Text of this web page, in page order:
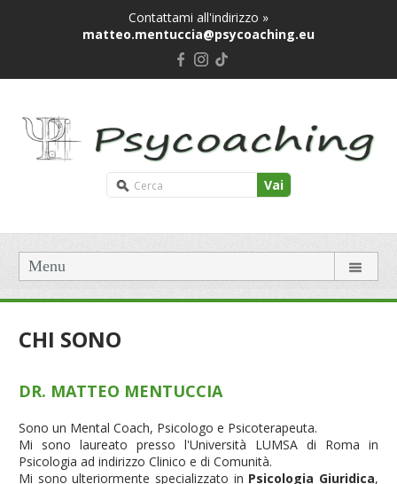
Contattami all'indirizzo »
matteo.mentuccia@psycoaching.eu
Vai
Menu
CHI SONO
DR. MATTEO MENTUCCIA
Sono un Mental Coach, Psicologo e Psicoterapeuta.
Mi sono laureato presso l'Università LUMSA di Roma in
Psicologia ad indirizzo Clinico e di Comunità.
Mi sono ulteriormente specializzato in Psicologia Giuridica,